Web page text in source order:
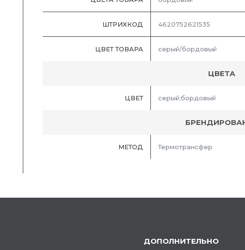
ШТРИХКОД 4620752621535
ЦВЕТ ТОВАРА серый/бордовый
ЦВЕТА
ЦВЕТ серый;бордовый
МЕТОД Термотрансфер
ДОПОЛНИТЕЛЬНО